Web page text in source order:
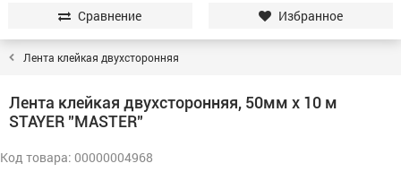
Сравнение Избранное
Лента клейкая двухсторонняя
Лента клейкая двухсторонняя, 50мм х 10 м
STAYER "MASTER"
Код товара: 00000004968